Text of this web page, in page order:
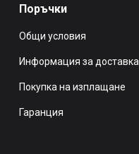
Поръчки
Общи условия
Информация за доставка
Покупка на изплащане
Гаранция